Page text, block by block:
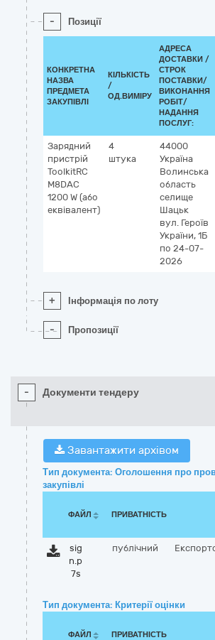
- Позиції
КОНКРЕТНА
НАЗВА
ПРЕДМЕТА
ЗАКУПІВЛІ
КІЛЬКІСТЬ
/
ОД.ВИМІРУ
АДРЕСА
ДОСТАВКИ /
СТРОК
ПОСТАВКИ/
ВИКОНАННЯ
РОБІТ/
НАДАННЯ
ПОСЛУГ:
Зарядний
пристрій
ToolkitRC
M8DAC
1200 W (або
еквівалент)
4
штука
44000
Україна
Волинська
область
селище
Шацьк
вул. Героїв
України, 1Б
по 24-07-
2026
+ Інформація по лоту
- Пропозиції
- Документи тендеру
Завантажити архівом
Тип документа: Оголошення про
закупівлі
ФАЙЛ ПРИВАТНІСТЬ
sig
n.p
7s
публічний
Тип документа: Критерії оцінки
ФАЙЛ ПРИВАТНІСТЬ